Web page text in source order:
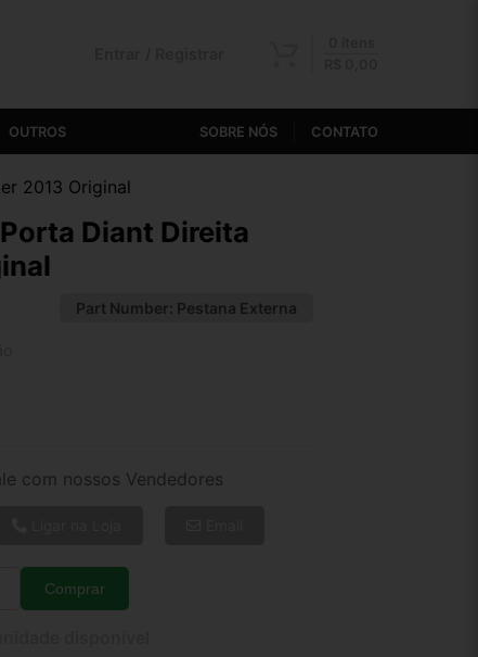
OUTROS SOBRE NÓS CONTATO
2013 Original
Diant Direita
Part Number: Pestana Externa
com nossos Vendedores
Quantidade
Comprar